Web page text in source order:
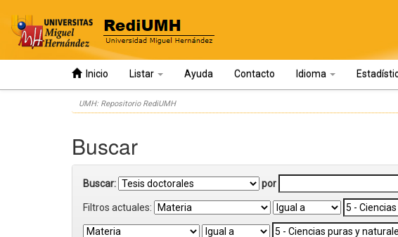
Inicio Listar Ayuda Contacto Idioma
UMH: Repositorio RediUMH
Buscar
Buscar: por
Filtros actuales: